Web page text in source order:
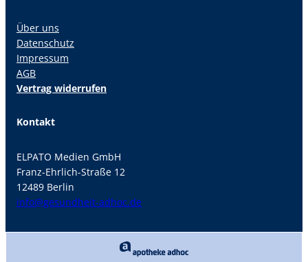
Über uns
Datenschutz
Impressum
AGB
Vertrag widerrufen
Kontakt
ELPATO Medien GmbH
Franz-Ehrlich-Straße 12
12489 Berlin
info@gesundheit-adhoc.de